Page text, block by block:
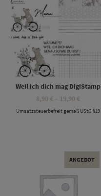
Weil ich dich mag DigiStamp
8,90 € – 19,90 €
bis
Umsatzsteuerbefreit gemäß UStG §19
ANGEBOT